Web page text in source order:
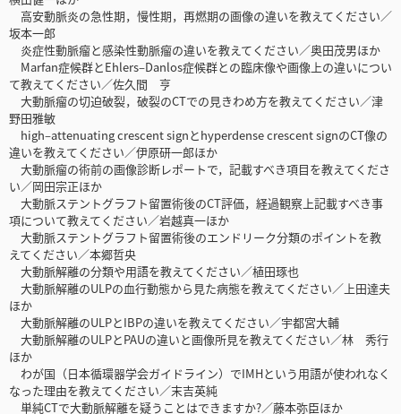
高安動脈炎の急性期，慢性期，再燃期の画像の違いを教えてください／
坂本一郎
炎症性動脈瘤と感染性動脈瘤の違いを教えてください／奥田茂男ほか
Marfan症候群とEhlers–Danlos症候群との臨床像や画像上の違いについ
て教えてください／佐久間 亨
大動脈瘤の切迫破裂，破裂のCTでの見きわめ方を教えてください／津
野田雅敏
high–attenuating crescent signとhyperdense crescent signのCT像の
違いを教えてください／伊原研一郎ほか
大動脈瘤の術前の画像診断レポートで，記載すべき項目を教えてくださ
い／岡田宗正ほか
大動脈ステントグラフト留置術後のCT評価，経過観察上記載すべき事
項について教えてください／岩越真一ほか
大動脈ステントグラフト留置術後のエンドリーク分類のポイントを教
えてください／本郷哲央
大動脈解離の分類や用語を教えてください／植田琢也
大動脈解離のULPの血行動態から見た病態を教えてください／上田達夫
ほか
大動脈解離のULPとIBPの違いを教えてください／宇都宮大輔
大動脈解離のULPとPAUの違いと画像所見を教えてください／林 秀行
ほか
わが国（日本循環器学会ガイドライン）でIMHという用語が使われなく
なった理由を教えてください／末吉英純
単純CTで大動脈解離を疑うことはできますか?／藤本弥臣ほか